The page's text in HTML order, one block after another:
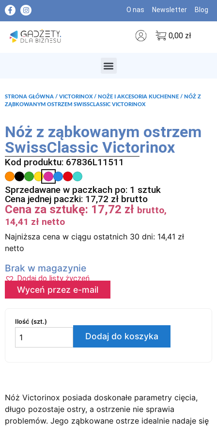
O nas Newsletter Blog
0,00 zł
STRONA GŁÓWNA / VICTORINOX/ NOŻE I AKCESORIA KUCHENNE / NÓŻ Z
ZĄBKOWANYM OSTRZEM SWISSCLASSIC VICTORINOX
Nóż z ząbkowanym ostrzem
SwissClassic Victorinox
Kod produktu: 67836L11511
Sprzedawane w paczkach po: 1 sztuk
Cena jednej paczki: 17,72 zł brutto
Cena za sztukę: 17,72 zł brutto,
14,41 zł netto
Najniższa cena w ciągu ostatnich 30 dni: 14,41 zł
netto
Brak w magazynie
Dodaj do listy życzeń
Wyceń przez e-mail
Ilość (szt.)
Dodaj do koszyka
Nóż Victorinox posiada doskonałe parametry cięcia,
długo pozostaje ostry, a ostrzenie nie sprawia
problemów. Jego ząbkowane ostrze idealnie nadaje się